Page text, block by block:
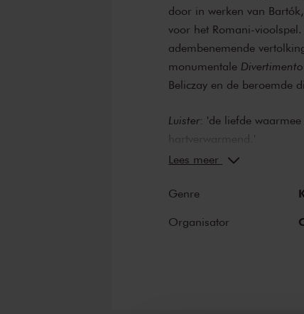
door in werken van
voor het Romani-
adembenemende
monumentale Divertimento
Beliczay en de beroemde
Luister: 'de liefde
hartverwarmend.'
Lees meer
Genre
Organisator